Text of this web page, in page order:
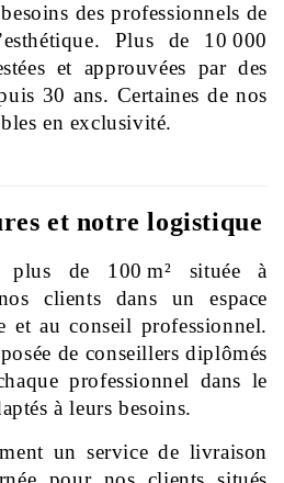
des professionnels de
Plus de 10 000
et approuvées par des
30 ans. Certaines de nos
en exclusivité.
et notre logistique
de 100 m² située à
clients dans un espace
et au conseil professionnel.
de conseillers diplômés
professionnel dans le
à leurs besoins.
un service de livraison